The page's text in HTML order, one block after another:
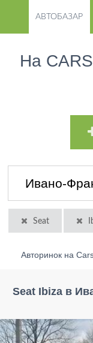
АВТОБАЗАР
На
Seat
Авторинок на
Seat Ibiza в